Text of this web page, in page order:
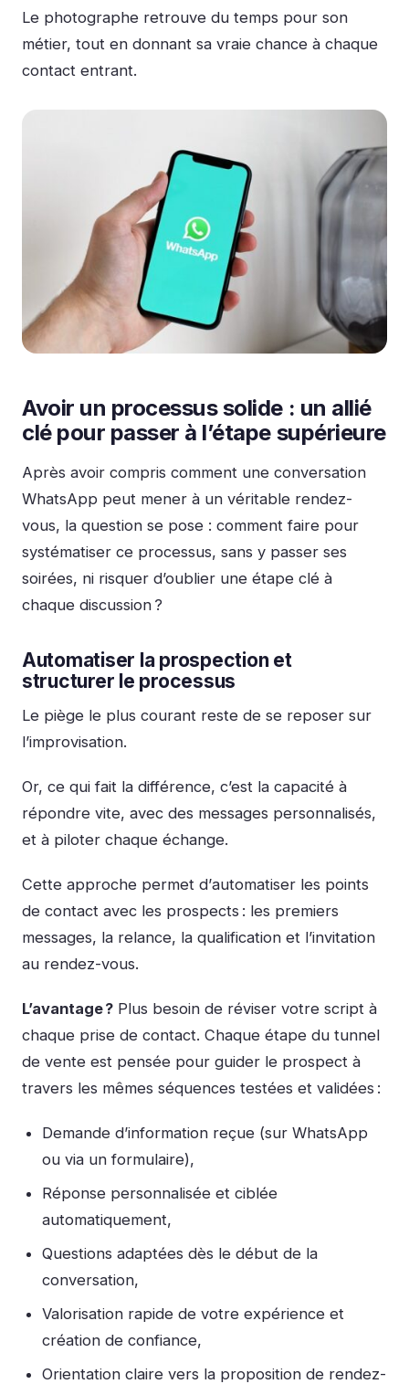
Le photographe retrouve du temps pour son
métier, tout en donnant sa vraie chance à chaque
contact entrant.
Avoir un processus solide : un allié
clé pour passer à l’étape supérieure
Après avoir compris comment une conversation
WhatsApp peut mener à un véritable rendez-
vous, la question se pose : comment faire pour
systématiser ce processus, sans y passer ses
soirées, ni risquer d’oublier une étape clé à
chaque discussion ?
Automatiser la prospection et
structurer le processus
Le piège le plus courant reste de se reposer sur
l’improvisation.
Or, ce qui fait la différence, c’est la capacité à
répondre vite, avec des messages personnalisés,
et à piloter chaque échange.
Cette approche permet d’automatiser les points
de contact avec les prospects : les premiers
messages, la relance, la qualification et l’invitation
au rendez-vous.
L’avantage ? Plus besoin de réviser votre script à
chaque prise de contact. Chaque étape du tunnel
de vente est pensée pour guider le prospect à
travers les mêmes séquences testées et validées :
Demande d’information reçue (sur WhatsApp
ou via un formulaire),
Réponse personnalisée et ciblée
automatiquement,
Questions adaptées dès le début de la
conversation,
Valorisation rapide de votre expérience et
création de confiance,
Orientation claire vers la proposition de rendez-